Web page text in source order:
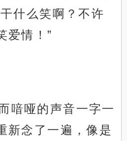
什么笑啊？不许
爱情！”
喑哑的声音一字一
新念了一遍，像是